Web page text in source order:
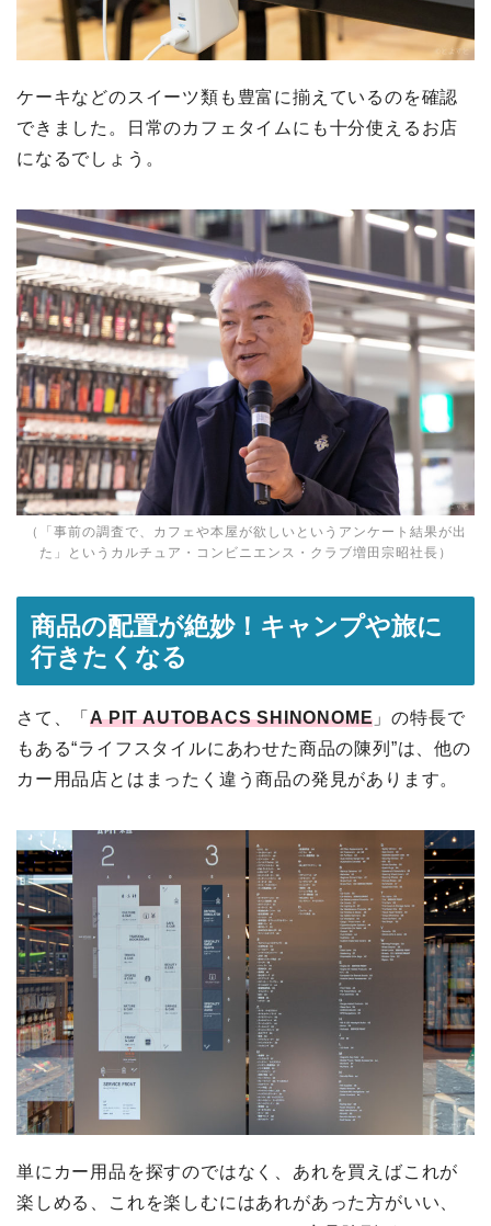
ケーキなどのスイーツ類も豊富に揃えているのを確認
できました。日常のカフェタイムにも十分使えるお店
になるでしょう。
（「事前の調査で、カフェや本屋が欲しいというアンケート結果が出
た」というカルチュア・コンビニエンス・クラブ増田宗昭社長）
商品の配置が絶妙！キャンプや旅に
行きたくなる
さて、「A PIT AUTOBACS SHINONOME 」の特長で
もある“ライフスタイルにあわせた商品の陳列”は、他の
カー用品店とはまったく違う商品の発見があります。
単にカー用品を探すのではなく、あれを買えばこれが
楽しめる、これを楽しむにはあれがあった方がいい、